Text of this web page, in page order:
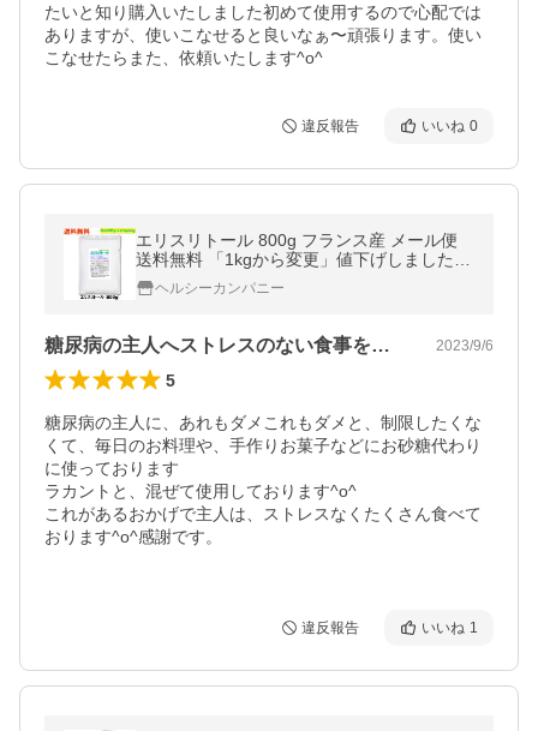
たいと知り購入いたしました初めて使用するので心配では
ありますが、使いこなせると良いなぁ〜頑張ります。使い
違反報告 いいね 0
エリスリトール 800g フランス産 メール便
送料無料 「1kgから変更」値下げしました
セール特売品
ヘルシーカンパニー
糖尿病の主人へストレスのない食事を提供 2023/9/6
5
糖尿病の主人に、あれもダメこれもダメと、制限したくな
くて、毎日のお料理や、手作りお菓子などにお砂糖代わり
に使っております
ラカントと、混ぜて使用しております^o^
これがあるおかげで主人は、ストレスなくたくさん食べて
おります^o^感謝です。
違反報告 いいね 1